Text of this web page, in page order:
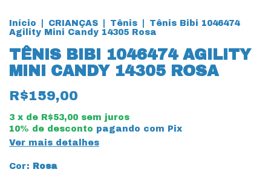
Início CRIANÇAS Tênis
Tênis Bibi 1046474
Agility Mini Candy 14305 Rosa
TÊNIS BIBI 1046474 AGILITY
MINI CANDY 14305 ROSA
R$159,00
3 x de R$53,00 sem juros
10% de desconto pagando com Pix
Ver mais detalhes
Cor: Rosa